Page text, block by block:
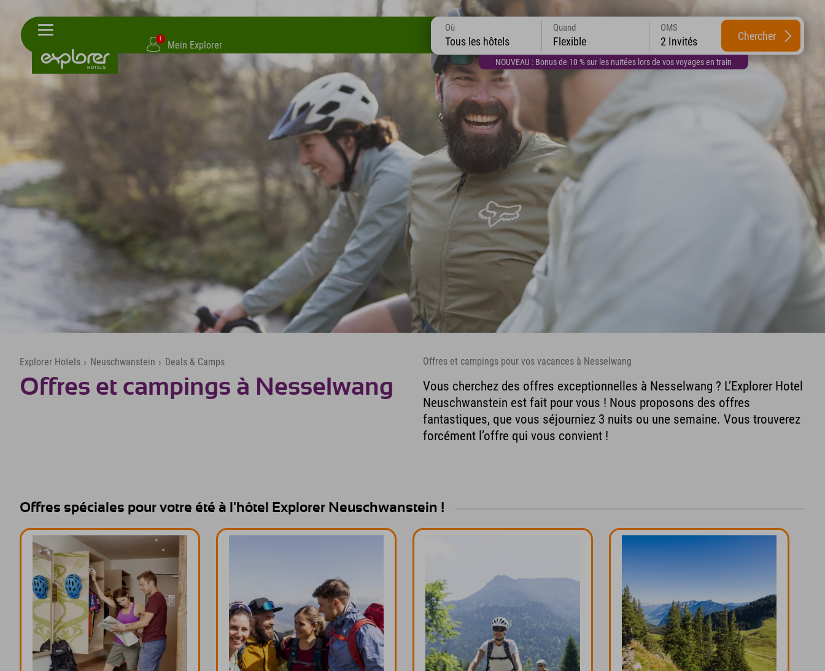
1
Mein Explorer
NOUVEAU : Bonus de 10 % sur les nuitées lors de vos voyages en train
Où
Tous les hôtels
Quand
Flexible
OMS
2 Invités Chercher
Explorer Hotels › Neuschwanstein › Deals & Camps
Offres et campings à Nesselwang
Offres et campings pour vos vacances à Nesselwang
Vous cherchez des offres exceptionnelles à Nesselwang ? L’Explorer Hotel
Neuschwanstein est fait pour vous ! Nous proposons des offres
fantastiques, que vous séjourniez 3 nuits ou une semaine. Vous trouverez
forcément l’offre qui vous convient !
Offres spéciales pour votre été à l'hôtel Explorer Neuschwanstein !